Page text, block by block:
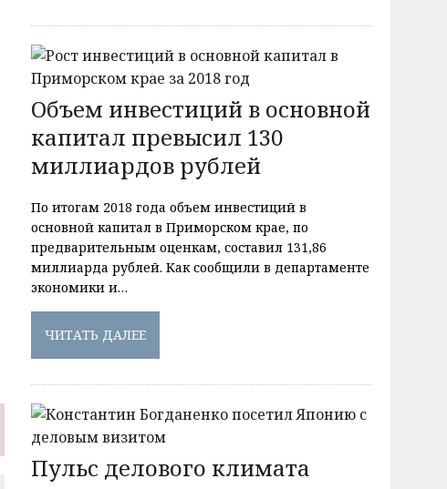
Объем инвестиций в основной
капитал превысил 130
миллиардов рублей
По итогам 2018 года объем инвестиций в
основной капитал в Приморском крае, по
предварительным оценкам, составил 131,86
миллиарда рублей. Как сообщили в департаменте
экономики и…
ЧИТАТЬ ДАЛЕЕ
Пульс делового климата